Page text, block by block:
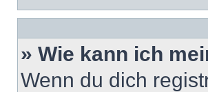
» Wie kann ich
Wenn du dich